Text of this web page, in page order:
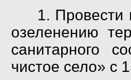
1. Провести
озеленению
санитарного
чистое село» с